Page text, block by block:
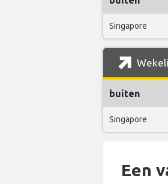
Singapore
buiten
Singapore
Een